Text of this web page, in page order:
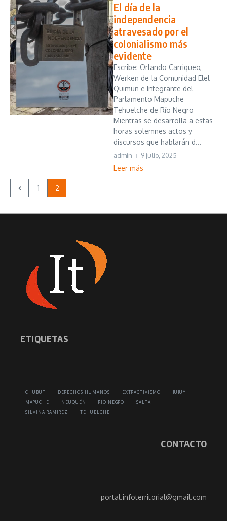
El día de la
independencia
atravesado por el
colonialismo más
evidente
Escribe: Orlando Carriqueo,
Werken de la Comunidad Elel
Quimun e Integrante del
Parlamento Mapuche
Tehuelche de Río Negro
Mientras se desarrolla a estas
horas solemnes actos y
discursos que hablarán d...
admin 9 julio, 2025
Leer más
1 2
ETIQUETAS
CHUBUT DERECHOS HUMANOS EXTRACTIVISMO
JUJUY
MAPUCHE
NEUQUÉN RIO NEGRO
SALTA
SILVINA RAMIREZ
TEHUELCHE
CONTACTO
portal.infoterritorial@gmail.com